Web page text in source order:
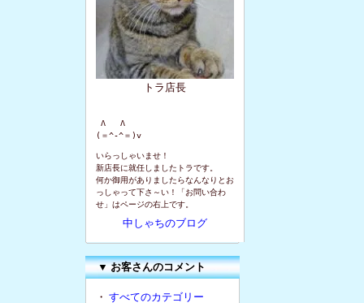
トラ店長
Λ   Λ
(＝^-^＝)v
いらっしゃいませ！
新店長に就任しましたトラです。
何か御用がありましたらなんなりとお
っしゃって下さ～い！「お問い合わ
せ」はページの右上です。
中しゃちのブログ
▼お客さんのコメント
・ すべてのカテゴリー